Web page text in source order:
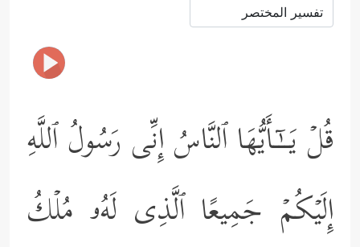
قُلۡ یَــٰۤـأَیُّهَا ٱلنَّاسُ إِنِّی رَسُولُ ٱللَّهِ
إِلَیۡكُمۡ جَمِیعًا ٱلَّذِی لَهُۥ مُلۡكُ